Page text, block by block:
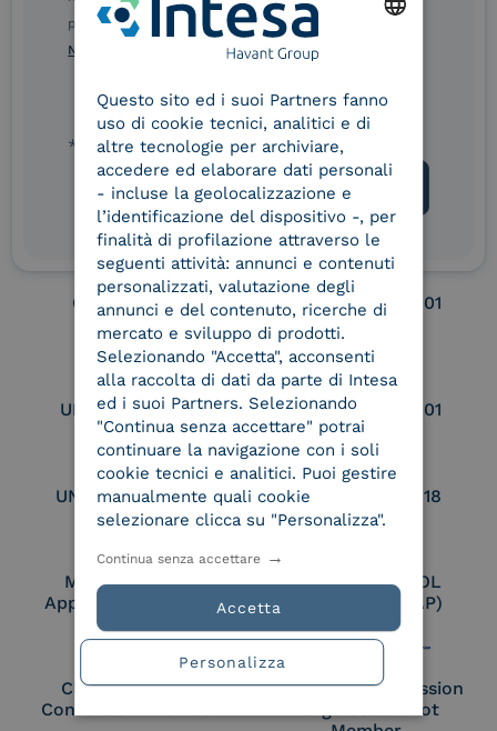
eIDAS Qualified Trust
Service Provider
eIDAS Qualified Trust
Service Provider for
Remote Qualified
Electronic Signature /
Seal Creation
Service Provider e
Aggregatore SPID
Service Provider e
Aggregatore CIE
Conservatore
qualificato
UNI EN ISO 37001
UNI EN ISO 9001 UNI EN ISO 27001
UNI EN ISO 27017 UNI EN ISO 27018
Membro Adobe
Approved Trust List
Certified PEPPOL
Access Point (AP)
Cloud Signature
Consortium Member
European Commission
Large Scale Pilot
presente modulo, dichiaro di aver letto e compreso le
Norme di tutela della privacy INTESA.
* campo obbligatorio
ITALIAN
Questo sito ed i suoi Partners fanno
uso di cookie tecnici, analitici e di
altre tecnologie per archiviare,
accedere ed elaborare dati personali
- incluse la geolocalizzazione e
l’identificazione del dispositivo -, per
finalità di profilazione attraverso le
seguenti attività: annunci e contenuti
personalizzati, valutazione degli
annunci e del contenuto, ricerche di
mercato e sviluppo di prodotti.
Selezionando "Accetta", acconsenti
alla raccolta di dati da parte di Intesa
ed i suoi Partners. Selezionando
"Continua senza accettare" potrai
continuare la navigazione con i soli
cookie tecnici e analitici. Puoi gestire
manualmente quali cookie
selezionare clicca su "Personalizza".
Accetta
Continua senza accettare
Personalizza